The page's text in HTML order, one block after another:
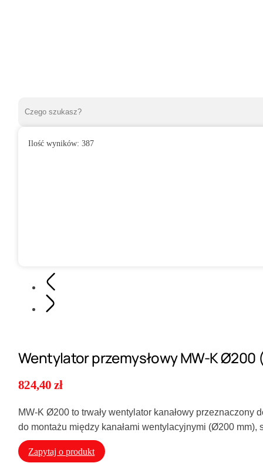
Ilość wyników:387
Wentylator przemysłowy MW-K Ø200
824,40zł
MW-K Ø200 to trwały wentylator kanałowy
do montażu między kanałami wentylacyjnymi (Ø200
Zapytaj o produkt